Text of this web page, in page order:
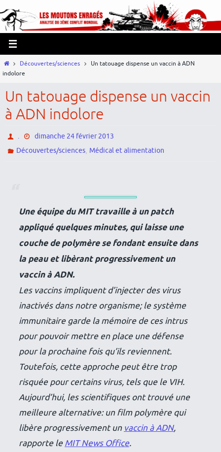
vers
le
contenu
HomeDécouvertes/sciences
Un tatouage dispense un vaccin à ADN
indolore
Un tatouage dispense un vaccin
à ADN indolore
.
dimanche 24 février 2013
Découvertes/sciences, Médical et alimentation
Une équipe du MIT travaille à un patch
appliqué quelques minutes, qui laisse une
couche de polymère se fondant ensuite dans
la peau et libèrant progressivement un
vaccin à ADN.
Les vaccins impliquent d’injecter des virus
inactivés dans notre organisme; le système
immunitaire garde la mémoire de ces intrus
pour pouvoir mettre en place une défense
pour la prochaine fois qu’ils reviennent.
Toutefois, cette approche peut être trop
risquée pour certains virus, tels que le VIH.
Aujourd’hui, les scientifiques ont trouvé une
meilleure alternative: un film polymère qui
libère progressivement un vaccin à ADN,
rapporte leMIT News Office.